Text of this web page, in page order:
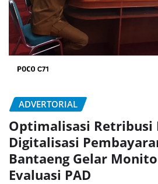
ADVERTORIAL
Optimalisasi Retribusi
Digitalisasi
Bantaeng Gelar
Evaluasi PAD